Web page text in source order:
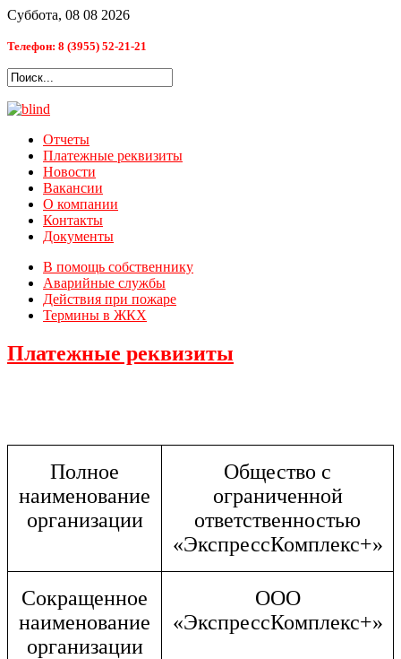
Суббота, 08 08 2026
Телефон: 8 (3955) 52-21-21
Отчеты
Платежные реквизиты
Новости
Вакансии
О компании
Контакты
Документы
В помощь собственнику
Аварийные службы
Действия при пожаре
Термины в ЖКХ
Платежные реквизиты
Полное
наименование
организации
Общество с
ограниченной
ответственностью
«ЭкспрессКомплекс+»
Сокращенное
наименование
организации
ООО
«ЭкспрессКомплекс+»